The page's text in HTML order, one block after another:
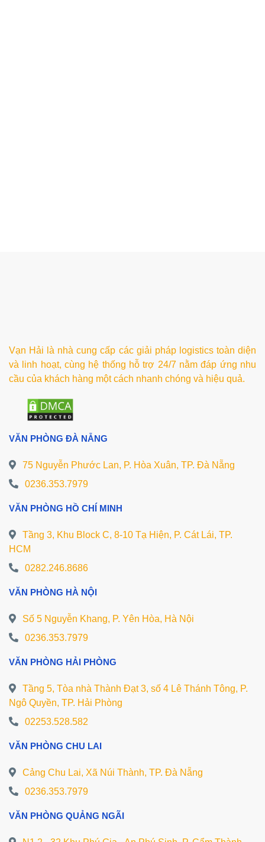
Vạn Hải là nhà cung cấp các giải pháp logistics toàn diện
và linh hoạt, cùng hệ thống hỗ trợ 24/7 nằm đáp ứng nhu
cầu của khách hàng một cách nhanh chóng và hiệu quả.
VĂN PHÒNG ĐÀ NẴNG
75 Nguyễn Phước Lan, P. Hòa Xuân, TP. Đà Nẵng
0236.353.7979
VĂN PHÒNG HỒ CHÍ MINH
Tầng 3, Khu Block C, 8-10 Tạ Hiện, P. Cát Lái, TP.
HCM
0282.246.8686
VĂN PHÒNG HÀ NỘI
Số 5 Nguyễn Khang, P. Yên Hòa, Hà Nội
0236.353.7979
VĂN PHÒNG HẢI PHÒNG
Tầng 5, Tòa nhà Thành Đạt 3, số 4 Lê Thánh Tông, P.
Ngô Quyền, TP. Hải Phòng
02253.528.582
VĂN PHÒNG CHU LAI
Cảng Chu Lai, Xã Núi Thành, TP. Đà Nẵng
0236.353.7979
VĂN PHÒNG QUẢNG NGÃI